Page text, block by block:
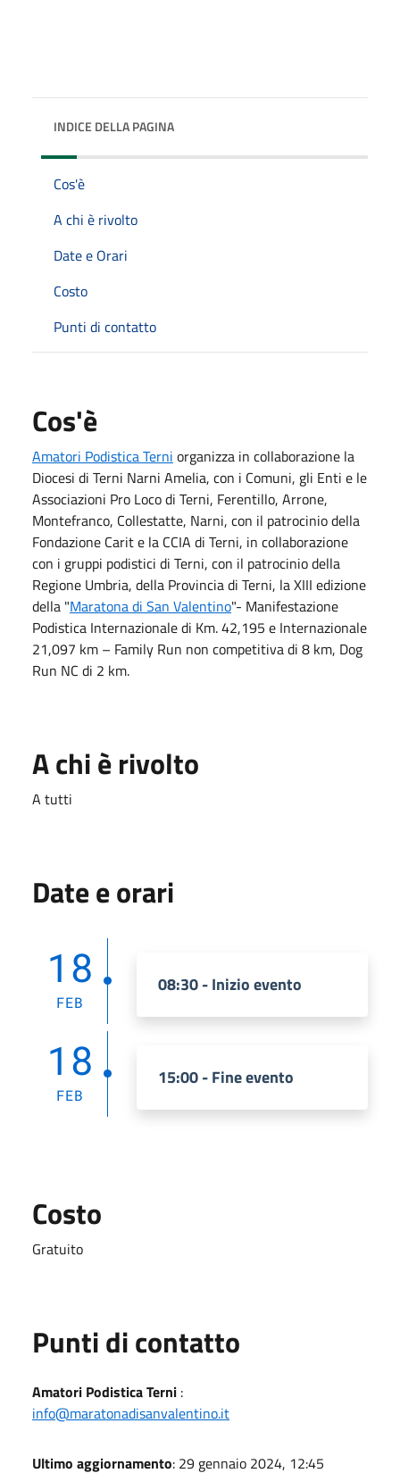
INDICE DELLA PAGINA
Cos'è
A chi è rivolto
Date e Orari
Costo
Punti di contatto
Cos'è
Amatori Podistica Terni organizza in collaborazione la
Diocesi di Terni Narni Amelia, con i Comuni, gli Enti e le
Associazioni Pro Loco di Terni, Ferentillo, Arrone,
Montefranco, Collestatte, Narni, con il patrocinio della
Fondazione Carit e la CCIA di Terni, in collaborazione
con i gruppi podistici di Terni, con il patrocinio della
Regione Umbria, della Provincia di Terni, la XIII edizione
della "Maratona di San Valentino"- Manifestazione
Podistica Internazionale di Km. 42,195 e Internazionale
21,097 km – Family Run non competitiva di 8 km, Dog
Run NC di 2 km.
A chi è rivolto
A tutti
Date e orari
18
FEB
08:30 - Inizio evento
18
FEB
15:00 - Fine evento
Costo
Gratuito
Punti di contatto
Amatori Podistica Terni :
info@maratonadisanvalentino.it
Ultimo aggiornamento: 29 gennaio 2024, 12:45